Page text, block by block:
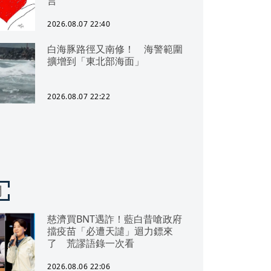
2026.08.07 22:40
白海豚路徑又南修！ 海警範圍
擴增到「東北部海面」
2026.08.07 22:22
慈濟買BNT遇詐！藍白昔嗆政府
擋疫苗「必遭天譴」迴力鏢來
了 荒謬語錄一次看
2026.08.06 22:06